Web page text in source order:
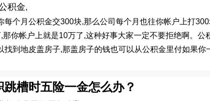
积金,
每个月公积金交300块,那么公司每个月也往你帐户上打300
,那你帐户上就是10万了,这种好事大家一定不要拒绝啊。公
找到地皮盖房子,那盖房子的钱也可以从公积金里付如果你
跳槽时五险一金怎么办？